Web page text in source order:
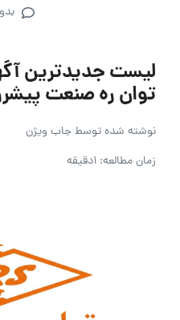
لیست جدیدترین
توان ره صنعت پیشرو | ۳۰ خرداد
نوشته شده توسطجاب ویژن
زمان مطالعه: 1دقیقه